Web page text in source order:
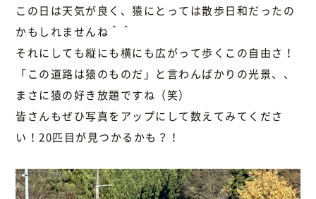
この日は天気が良く、猿にとっては散歩日和だったの
かもしれませんね＾＾
それにしても縦にも横にも広がって歩くこの自由さ！
「この道路は猿のものだ」と言わんばかりの光景、、
まさに猿の好き放題ですね（笑）
皆さんもぜひ写真をアップにして数えてみてくださ
い！20匹目が見つかるかも？！